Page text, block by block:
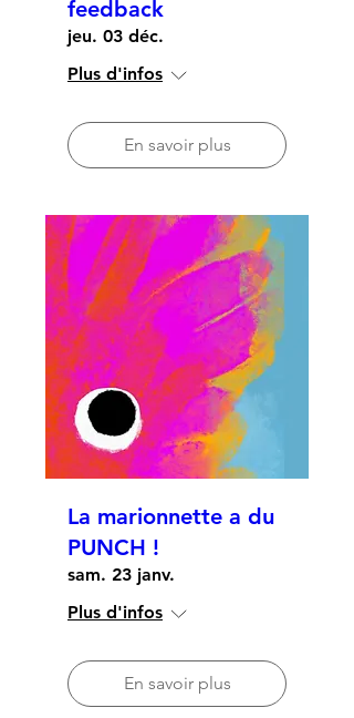
feedback
jeu. 03 déc.
Plus d'infos
En savoir plus
La marionnette a du
PUNCH !
sam. 23 janv.
Plus d'infos
En savoir plus